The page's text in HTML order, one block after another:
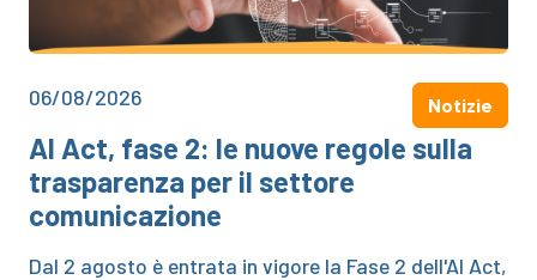
06/08/2026 Notizie
AI Act, fase 2: le nuove regole sulla
trasparenza per il settore
comunicazione
Dal 2 agosto è entrata in vigore la Fase 2 dell'AI Act,